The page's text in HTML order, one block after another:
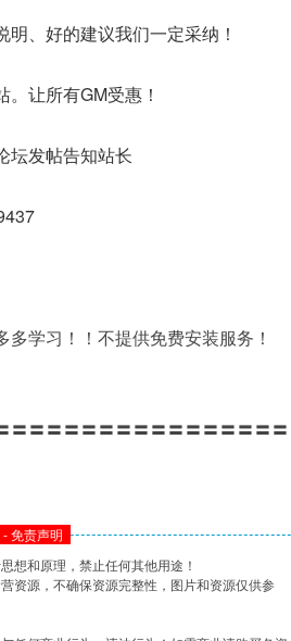
、好的建议我们一定采纳！
让所有GM受惠！
坛发帖告知站长
学习！！不提供免费安装服务！
〓〓〓〓〓〓〓〓〓〓〓〓〓〓〓
免责声明
想和原理，禁止任何其他用途！
资源，不确保资源完整性，图片和资源仅供参